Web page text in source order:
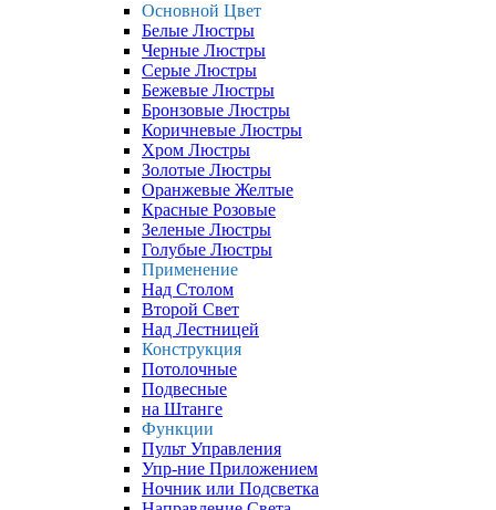
Основной Цвет
Белые Люстры
Черные Люстры
Серые Люстры
Бежевые Люстры
Бронзовые Люстры
Коричневые Люстры
Хром Люстры
Золотые Люстры
Оранжевые Желтые
Красные Розовые
Зеленые Люстры
Голубые Люстры
Применение
Над Столом
Второй Свет
Над Лестницей
Конструкция
Потолочные
Подвесные
на Штанге
Функции
Пульт Управления
Упр-ние Приложением
Ночник или Подсветка